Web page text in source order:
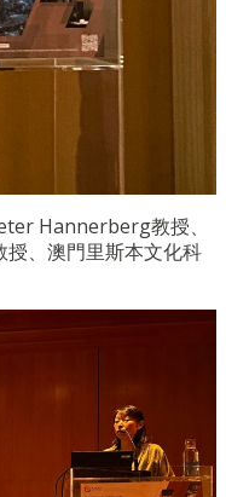
Hannerberg教授、
、澳門里斯本文化科